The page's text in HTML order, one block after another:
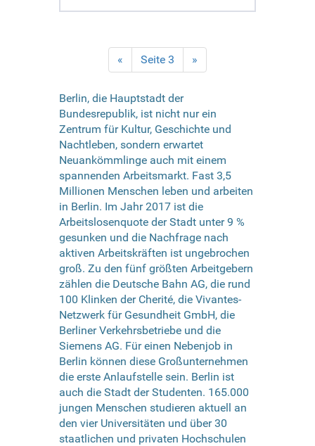
« Seite 3 »
Berlin, die Hauptstadt der
Bundesrepublik, ist nicht nur ein
Zentrum für Kultur, Geschichte und
Nachtleben, sondern erwartet
Neuankömmlinge auch mit einem
spannenden Arbeitsmarkt. Fast 3,5
Millionen Menschen leben und arbeiten
in Berlin. Im Jahr 2017 ist die
Arbeitslosenquote der Stadt unter 9 %
gesunken und die Nachfrage nach
aktiven Arbeitskräften ist ungebrochen
groß. Zu den fünf größten Arbeitgebern
zählen die Deutsche Bahn AG, die rund
100 Klinken der Cherité, die Vivantes-
Netzwerk für Gesundheit GmbH, die
Berliner Verkehrsbetriebe und die
Siemens AG. Für einen Nebenjob in
Berlin können diese Großunternehmen
die erste Anlaufstelle sein. Berlin ist
auch die Stadt der Studenten. 165.000
jungen Menschen studieren aktuell an
den vier Universitäten und über 30
staatlichen und privaten Hochschulen